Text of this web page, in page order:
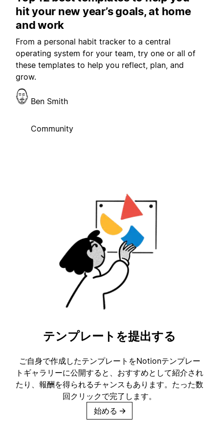
hit your new year’s goals, at home
and work
From a personal habit tracker to a central
operating system for your team, try one or all of
these templates to help you reflect, plan, and
grow.
Ben Smith
Community
テンプレートを提出する
ご自身で作成したテンプレートをNotionテンプレー
トギャラリーに公開すると、おすすめとして紹介され
たり、報酬を得られるチャンスもあります。たった数
回クリックで完了します。
始める →